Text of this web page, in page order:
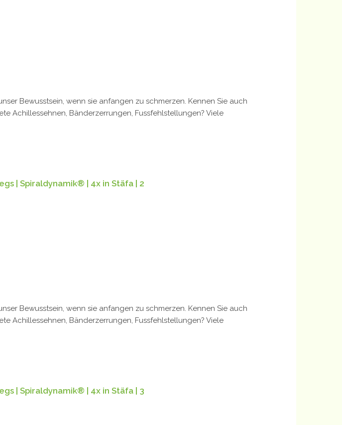
Bewusstsein, wenn sie anfangen zu schmerzen. Kennen Sie auch
Achillessehnen, Bänderzerrungen, Fussfehlstellungen? Viele
| Spiraldynamik® | 4x in Stäfa | 2
Bewusstsein, wenn sie anfangen zu schmerzen. Kennen Sie auch
Achillessehnen, Bänderzerrungen, Fussfehlstellungen? Viele
| Spiraldynamik® | 4x in Stäfa | 3